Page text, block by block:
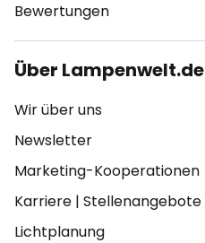
Bewertungen
Über Lampenwelt.de
Wir über uns
Newsletter
Marketing-Kooperationen
Karriere | Stellenangebote
Lichtplanung